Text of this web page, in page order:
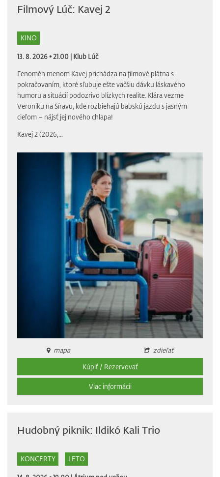
Filmový Lúč: Kavej 2
KINO
13. 8. 2026 • 21.00 | Klub Lúč
Fenomén menom Kavej prichádza na filmové plátna s
pokračovaním, ktoré sľubuje ešte väčšiu dávku láskavého
humoru a situácií podozrivo blízkych realite. Klára vezme
Veroniku na Šíravu, kde rozbiehajú babskú jazdu s jasným
cieľom – nájsť jej nového chlapa!
Kavej 2 (2026,...
mapa
zdieľať
Kúpiť / Rezervovať
Viac informácii
Hudobný piknik: Ildikó Kali Trio
KONCERTY LETO